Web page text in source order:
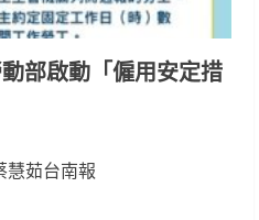
部啟動「僱用安定措
慧茹台南報